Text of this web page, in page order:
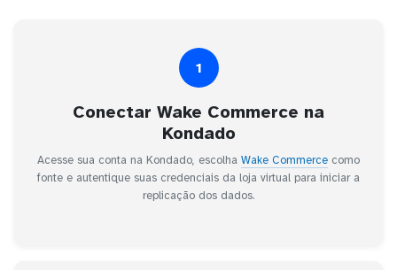
1
Conectar Wake Commerce na
Kondado
Acesse sua conta na Kondado, escolha Wake Commerce como
fonte e autentique suas credenciais da loja virtual para iniciar a
replicação dos dados.